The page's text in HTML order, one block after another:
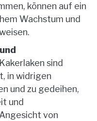
können auf ein
Wachstum und
Kakerlaken sind
in widrigen
und zu gedeihen,
und
von